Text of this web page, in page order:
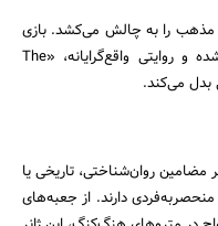
و مذهب را به چالش می‌کشد. بازی
درخشان هاپکینز، جلوه‌های ویژه‌ی حساب‌شده و روایتی واقع‌گرایانه، «The
روان‌شناختی، تاریخی یا
دارند. از جعبه‌های